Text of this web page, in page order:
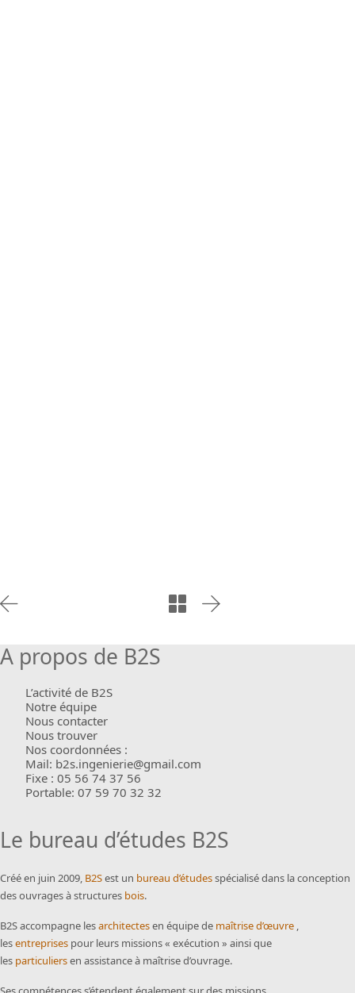
A propos de B2S
L’activité de B2S
Notre équipe
Nous contacter
Nous trouver
Nos coordonnées :
Mail: b2s.ingenierie@gmail.com
Fixe : 05 56 74 37 56
Portable: 07 59 70 32 32
Le bureau d’études B2S
Créé en juin 2009, B2Sest un bureau d’étudesspécialisé dans la conception
des ouvrages à structures bois.
B2S accompagne lesarchitectesen équipe de maîtrise d’œuvre ,
lesentreprises pour leurs missions « exécution » ainsi que
les particuliersen assistance à maîtrise d’ouvrage.